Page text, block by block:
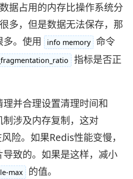
据占用的内存比操作系统分
多，但是数据无法保存，那
。使用
info memory 命令
指标是否正
并合理设置清理时间和
制涉及内存复制，这对
险。如果Redis性能变慢，
致的。如果是这样，减小
max 的值。